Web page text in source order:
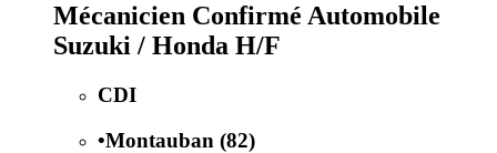
Mécanicien Confirmé Automobile
Suzuki / Honda H/F
CDI
•Montauban (82)